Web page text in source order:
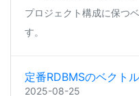
プロジェクト構成に保つ
す。
定番RDBMSのベクト
2025-08-25